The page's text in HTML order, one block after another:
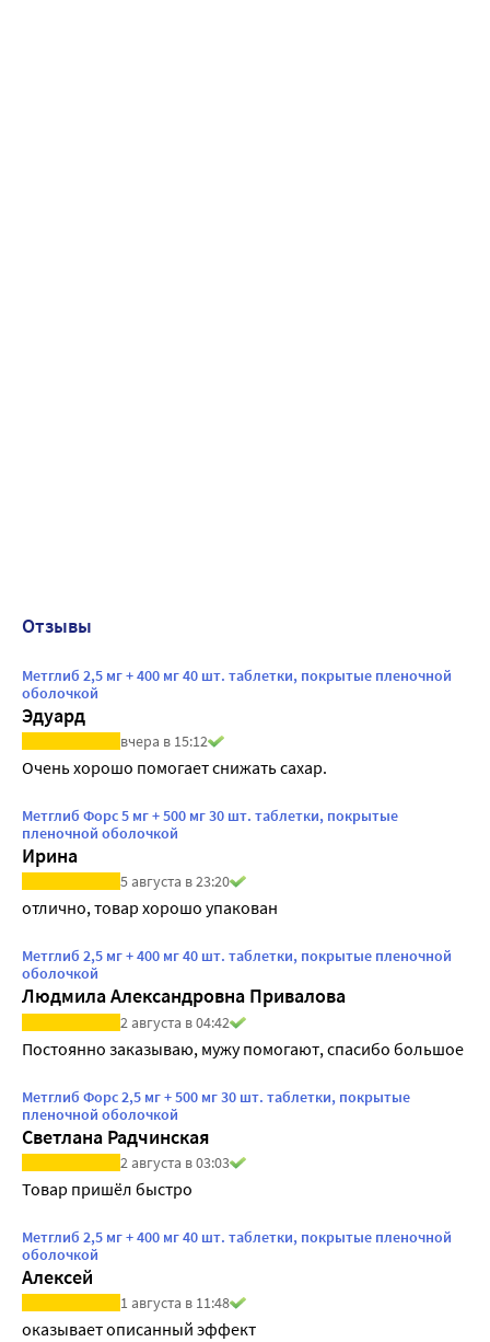
Отзывы
Метглиб 2,5 мг + 400 мг 40 шт. таблетки, покрытые пленочной
оболочкой
Эдуард
вчера в 15:12
Очень хорошо помогает снижать сахар.
Метглиб Форс 5 мг + 500 мг 30 шт. таблетки, покрытые
пленочной оболочкой
Ирина
5 августа в 23:20
отлично, товар хорошо упакован
Метглиб 2,5 мг + 400 мг 40 шт. таблетки, покрытые пленочной
оболочкой
Людмила Александровна Привалова
2 августа в 04:42
Постоянно заказываю, мужу помогают, спасибо большое
Метглиб Форс 2,5 мг + 500 мг 30 шт. таблетки, покрытые
пленочной оболочкой
Светлана Радчинская
2 августа в 03:03
Товар пришёл быстро
Метглиб 2,5 мг + 400 мг 40 шт. таблетки, покрытые пленочной
оболочкой
Алексей
1 августа в 11:48
оказывает описанный эффект